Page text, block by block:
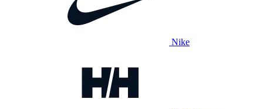
Nike